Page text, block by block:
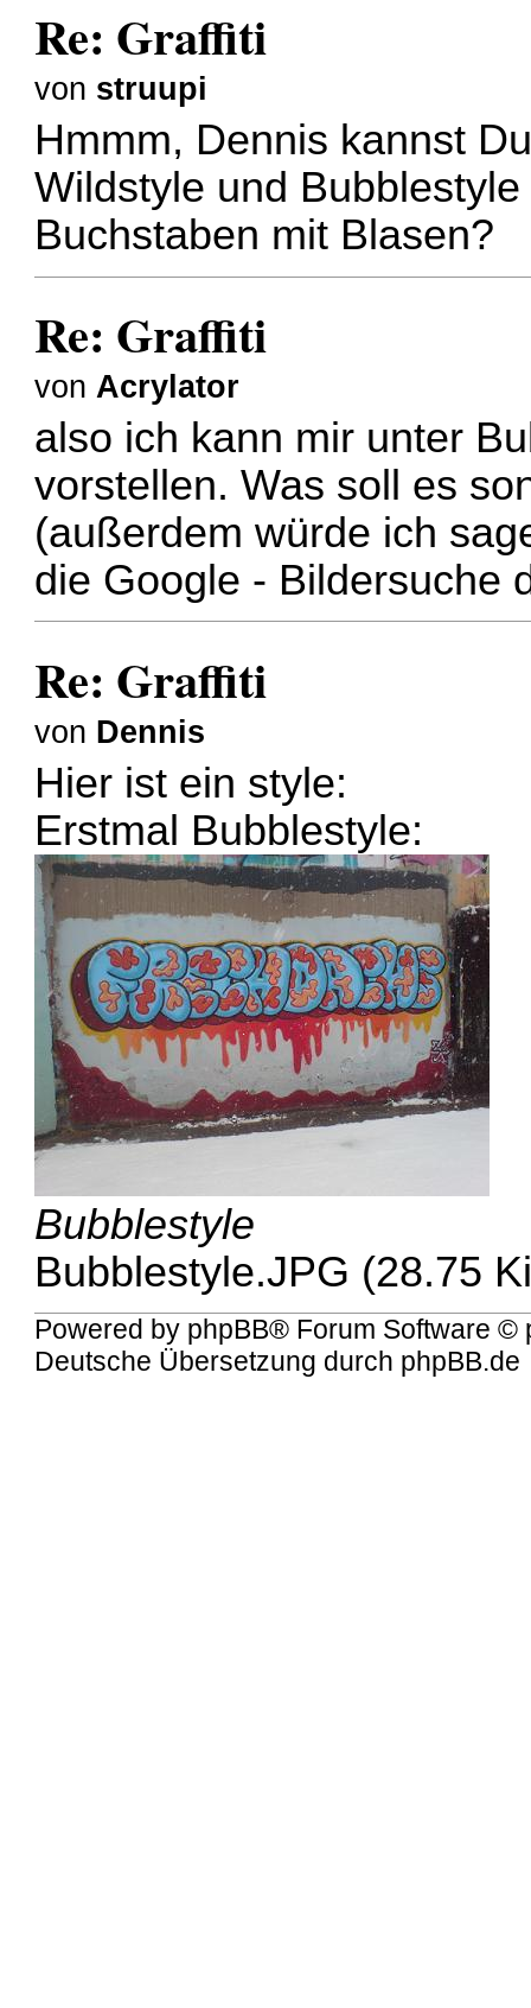
Re: Graffiti
von struupi
Hmmm, Dennis kannst
Wildstyle und
Buchstaben mit Blasen?
Re: Graffiti
vonAcrylator
also ich kann mir unter
vorstellen. Was soll es
(außerdem würde ich
die Google - Bildersuche
Re: Graffiti
von Dennis
Hier ist ein style:
Erstmal Bubblestyle:
Bubblestyle
Bubblestyle.JPG (28.75
Powered by phpBB® Forum Software ©
Deutsche Übersetzung durch phpBB.de